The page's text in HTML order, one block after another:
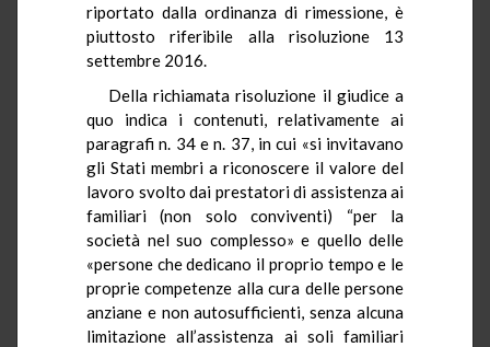
riportato dalla ordinanza di rimessione, è
piuttosto riferibile alla risoluzione 13
settembre 2016.
Della richiamata risoluzione il giudice a
quo indica i contenuti, relativamente ai
paragrafi n. 34 e n. 37, in cui «si invitavano
gli Stati membri a riconoscere il valore del
lavoro svolto dai prestatori di assistenza ai
familiari (non solo conviventi) “per la
società nel suo complesso» e quello delle
«persone che dedicano il proprio tempo e le
proprie competenze alla cura delle persone
anziane e non autosufficienti, senza alcuna
limitazione all’assistenza ai soli familiari